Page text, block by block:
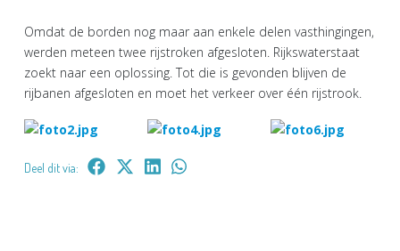
Omdat de borden nog maar aan enkele delen vasthingingen,
werden meteen twee rijstroken afgesloten. Rijkswaterstaat
zoekt naar een oplossing. Tot die is gevonden blijven de
rijbanen afgesloten en moet het verkeer over één rijstrook.
Deel dit via: